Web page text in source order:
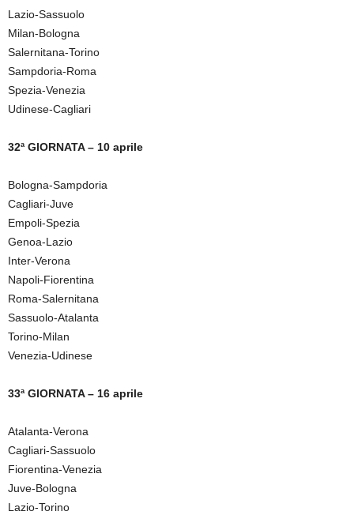
Lazio-Sassuolo
Milan-Bologna
Salernitana-Torino
Sampdoria-Roma
Spezia-Venezia
Udinese-Cagliari
32ª GIORNATA – 10 aprile
Bologna-Sampdoria
Cagliari-Juve
Empoli-Spezia
Genoa-Lazio
Inter-Verona
Napoli-Fiorentina
Roma-Salernitana
Sassuolo-Atalanta
Torino-Milan
Venezia-Udinese
33ª GIORNATA – 16 aprile
Atalanta-Verona
Cagliari-Sassuolo
Fiorentina-Venezia
Juve-Bologna
Lazio-Torino